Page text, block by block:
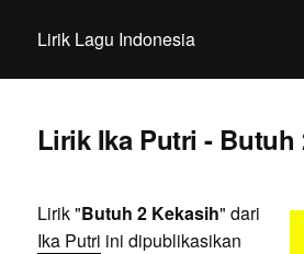
Lirik Lagu Indonesia
Lirik Ika Putri - Butuh
Lirik "Butuh 2 Kekasih" dari
Ika Putri ini dipublikasikan